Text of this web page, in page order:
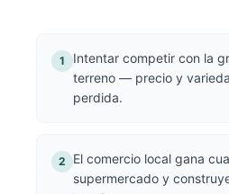
1
Intentar competir con la
terreno — precio y
perdida.
2
El comercio local gana
supermercado y